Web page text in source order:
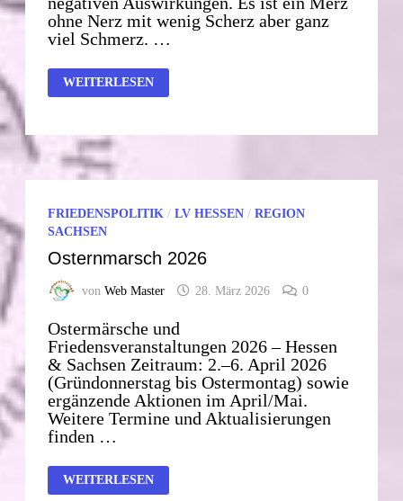
ohne Nerz mit wenig Scherz aber ganz
viel Schmerz. …
BÜRGERLOS.
GRUNDLOS.
UNS
DEN
SOZIALSTAAT
NOCH
WEITERLESEN
FRIEDENSPOLITIK /LV HESSEN /REGION
SACHSEN
Osternmarsch 2026
vonWeb Master 28. März 2026 0
Ostermärsche und
Friedensveranstaltungen 2026 – Hessen
& Sachsen Zeitraum: 2.–6. April 2026
(Gründonnerstag bis Ostermontag) sowie
ergänzende Aktionen im April/Mai.
Weitere Termine und Aktualisierungen
finden …
OSTERNMARSCH
2026
WEITERLESEN